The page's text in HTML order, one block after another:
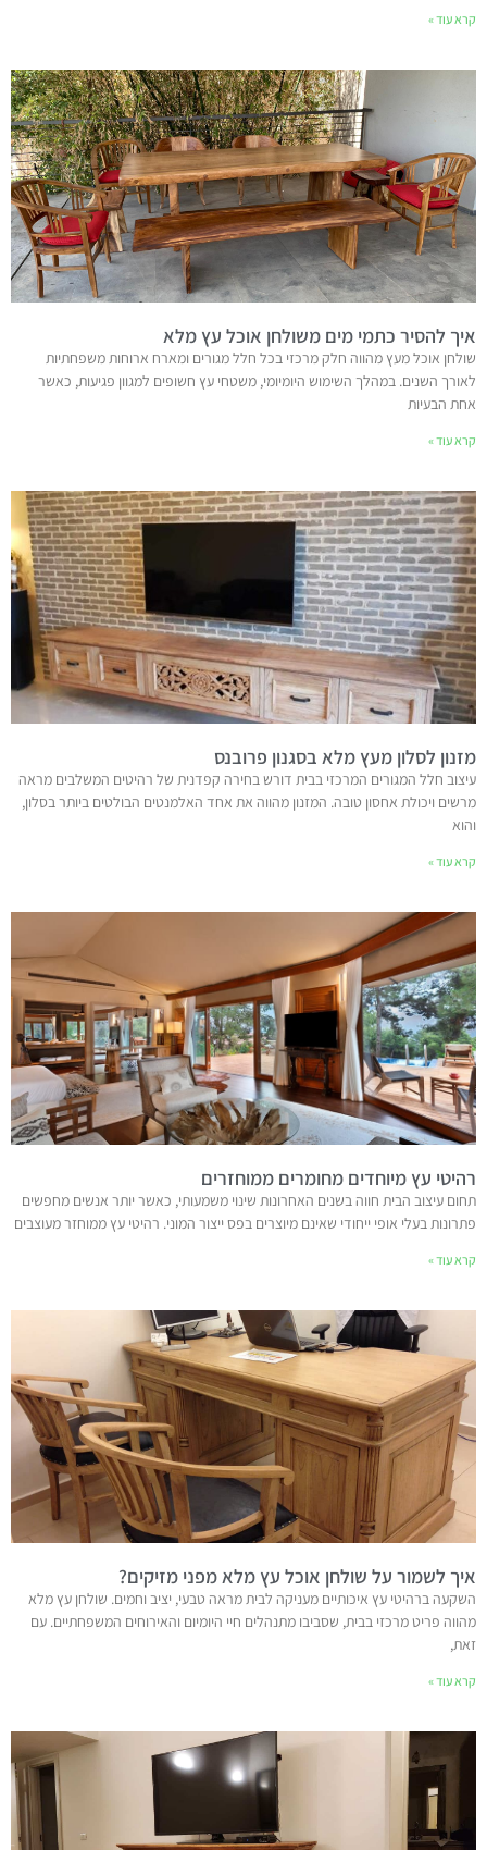
קרא עוד »
איך להסיר כתמי מים משולחן אוכל עץ מלא
שולחן אוכל מעץ מהווה חלק מרכזי בכל חלל מגורים ומארח ארוחות משפחתיות
לאורך השנים. במהלך השימוש היומיומי, משטחי עץ חשופים למגוון פגיעות, כאשר
אחת הבעיות
קרא עוד »
מזנון לסלון מעץ מלא בסגנון פרובנס
עיצוב חלל המגורים המרכזי בבית דורש בחירה קפדנית של רהיטים המשלבים מראה
מרשים ויכולת אחסון טובה. המזנון מהווה את אחד האלמנטים הבולטים ביותר בסלון,
והוא
קרא עוד »
רהיטי עץ מיוחדים מחומרים ממוחזרים
תחום עיצוב הבית חווה בשנים האחרונות שינוי משמעותי, כאשר יותר אנשים מחפשים
פתרונות בעלי אופי ייחודי שאינם מיוצרים בפס ייצור המוני. רהיטי עץ ממוחזר מעוצבים
קרא עוד »
איך לשמור על שולחן אוכל עץ מלא מפני מזיקים?
השקעה ברהיטי עץ איכותיים מעניקה לבית מראה טבעי, יציב וחמים. שולחן עץ מלא
מהווה פריט מרכזי בבית, שסביבו מתנהלים חיי היומיום והאירוחים המשפחתיים. עם
זאת,
קרא עוד »